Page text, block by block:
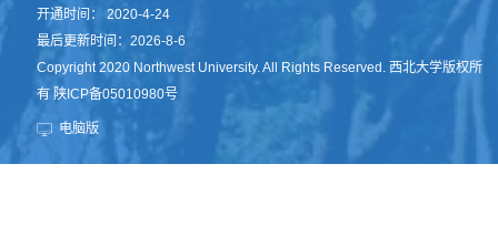
开通时间：2020-4-24
最后更新时间：2026-8-6
Copyright 2020 Northwest University. All Rights Reserved. 西北大学版权所
有 陕ICP备05010980号
电脑版